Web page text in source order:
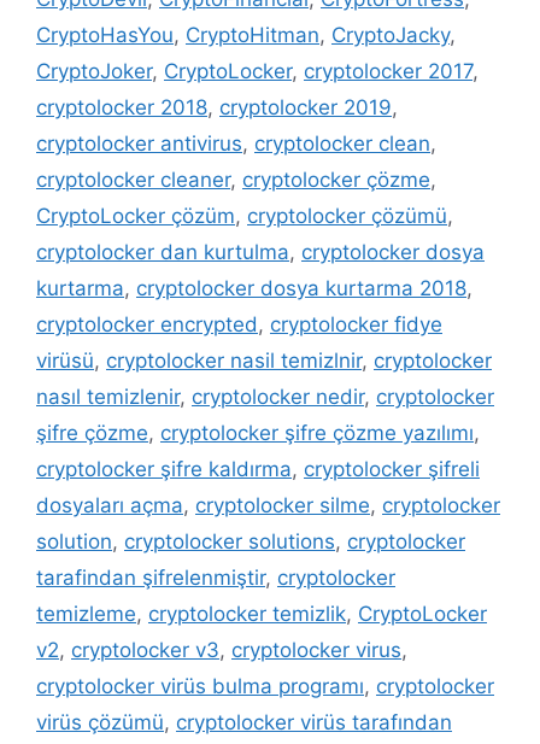
CryptoHasYou, CryptoHitman, CryptoJacky,
CryptoJoker, CryptoLocker, cryptolocker 2017,
cryptolocker 2018, cryptolocker 2019,
cryptolocker antivirus, cryptolocker clean,
cryptolocker cleaner, cryptolocker çözme,
CryptoLocker çözüm, cryptolocker çözümü,
cryptolocker dan kurtulma, cryptolocker dosya
kurtarma, cryptolocker dosya kurtarma 2018,
cryptolocker encrypted, cryptolocker fidye
virüsü, cryptolocker nasil temizlnir, cryptolocker
nasıl temizlenir, cryptolocker nedir, cryptolocker
şifre çözme, cryptolocker şifre çözme yazılımı,
cryptolocker şifre kaldırma, cryptolocker şifreli
dosyaları açma, cryptolocker silme, cryptolocker
solution, cryptolocker solutions, cryptolocker
tarafindan şifrelenmiştir, cryptolocker
temizleme, cryptolocker temizlik, CryptoLocker
v2, cryptolocker v3, cryptolocker virus,
cryptolocker virüs bulma programı, cryptolocker
virüs çözümü, cryptolocker virüs tarafından